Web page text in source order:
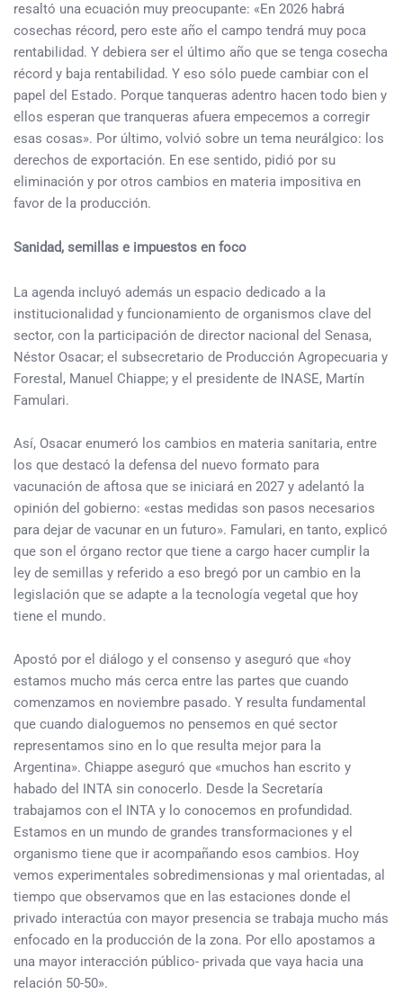
resaltó una ecuación muy preocupante: «En 2026 habrá
cosechas récord, pero este año el campo tendrá muy poca
rentabilidad. Y debiera ser el último año que se tenga cosecha
récord y baja rentabilidad. Y eso sólo puede cambiar con el
papel del Estado. Porque tanqueras adentro hacen todo bien y
ellos esperan que tranqueras afuera empecemos a corregir
esas cosas». Por último, volvió sobre un tema neurálgico: los
derechos de exportación. En ese sentido, pidió por su
eliminación y por otros cambios en materia impositiva en
favor de la producción.
Sanidad, semillas e impuestos en foco
La agenda incluyó además un espacio dedicado a la
institucionalidad y funcionamiento de organismos clave del
sector, con la participación de director nacional del Senasa,
Néstor Osacar; el subsecretario de Producción Agropecuaria y
Forestal, Manuel Chiappe; y el presidente de INASE, Martín
Famulari.
Así, Osacar enumeró los cambios en materia sanitaria, entre
los que destacó la defensa del nuevo formato para
vacunación de aftosa que se iniciará en 2027 y adelantó la
opinión del gobierno: «estas medidas son pasos necesarios
para dejar de vacunar en un futuro». Famulari, en tanto, explicó
que son el órgano rector que tiene a cargo hacer cumplir la
ley de semillas y referido a eso bregó por un cambio en la
legislación que se adapte a la tecnología vegetal que hoy
tiene el mundo.
Apostó por el diálogo y el consenso y aseguró que «hoy
estamos mucho más cerca entre las partes que cuando
comenzamos en noviembre pasado. Y resulta fundamental
que cuando dialoguemos no pensemos en qué sector
representamos sino en lo que resulta mejor para la
Argentina». Chiappe aseguró que «muchos han escrito y
habado del INTA sin conocerlo. Desde la Secretaría
trabajamos con el INTA y lo conocemos en profundidad.
Estamos en un mundo de grandes transformaciones y el
organismo tiene que ir acompañando esos cambios. Hoy
vemos experimentales sobredimensionas y mal orientadas, al
tiempo que observamos que en las estaciones donde el
privado interactúa con mayor presencia se trabaja mucho más
enfocado en la producción de la zona. Por ello apostamos a
una mayor interacción público- privada que vaya hacia una
relación 50-50».